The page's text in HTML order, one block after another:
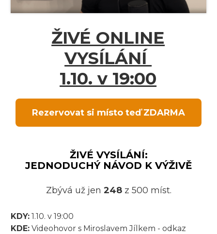
ŽIVÉ ONLINE
VYSÍLÁNÍ
1.10. v 19:00
Rezervovat si místo teď ZDARMA
ŽIVÉ VYSÍLÁNÍ:
JEDNODUCHÝ NÁVOD K VÝŽIVĚ
Zbývá už jen 248 z 500 míst.
KDY: 1.10. v 19:00
KDE: Videohovor s Miroslavem Jílkem - odkaz